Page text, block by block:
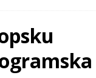
od igre” na sceni
6. avgust
subotu, 8. avgust FOKUS